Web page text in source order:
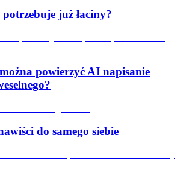
potrzebuje już łaciny?
powierzyć AI napisanie
do samego siebie